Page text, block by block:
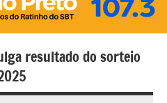
resultado do sorteio